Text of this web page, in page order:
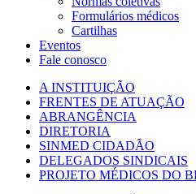
Formulários médicos
Cartilhas
Eventos
Fale conosco
A INSTITUIÇÃO
FRENTES DE ATUAÇÃO
ABRANGÊNCIA
DIRETORIA
SINMED CIDADÃO
DELEGADOS SINDICAIS
PROJETO MÉDICOS DO